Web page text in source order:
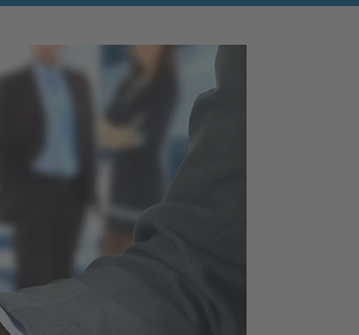
DKE Fachinformationen im
Blitzschutz: DIN EN 62305 in der
Circular Economy für mehr
Cybersecurity in der